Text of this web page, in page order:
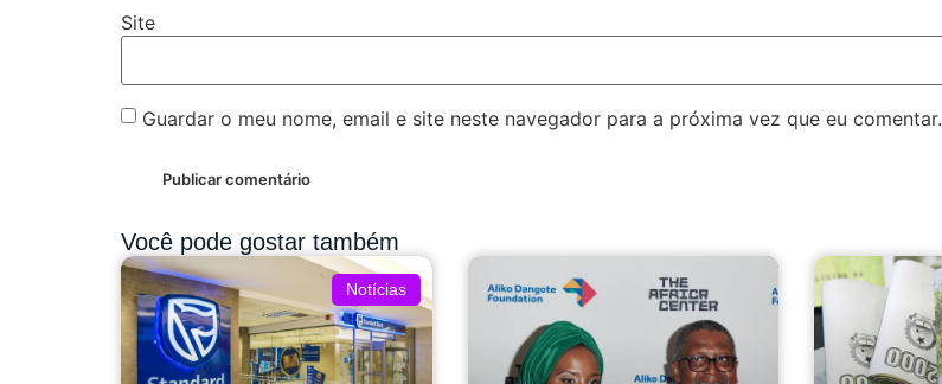
Site
Guardar o meu nome, email e site neste navegador para a próxima vez que eu comentar.
Você pode gostar também
Notícias